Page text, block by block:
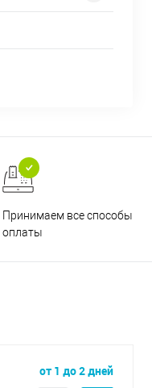
Принимаем все способы
оплаты
от 1 до 2 дней